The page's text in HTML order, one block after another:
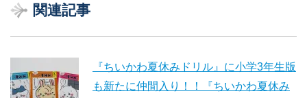
関連記事
『ちいかわ夏休みドリル』に小学3年生版
も新たに仲間入り！！『ちいかわ夏休み